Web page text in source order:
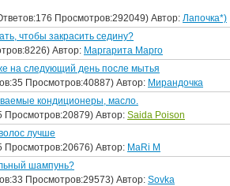
Просмотров:292049) Автор: Лапочка*)
чтобы закрасить седину?
Автор: Маргарита Марго
на следующий день после мытья
Просмотров:40887) Автор: Мирандочка
кондиционеры, масло.
Просмотров:20879) Автор: Saida Poison
лучше
Просмотров:20676) Автор: MaRi M
шампунь?
Просмотров:29573) Автор: Sovka